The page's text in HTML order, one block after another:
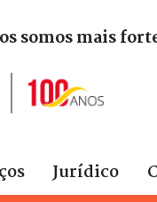
somos mais
Jurídico